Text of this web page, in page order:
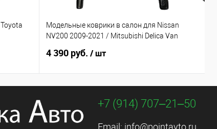
Модельные коврики в салон для Nissan
NV200 2009-2021 / Mitsubishi Delica Van
4 390 руб. / шт
+7 (914) 707‒21‒50
Email: info@pointavto.ru